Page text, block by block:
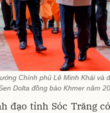
Chính phủ Lê Minh Khái và
Dolta đồng bào Khmer năm
đạo tỉnh Sóc Trăng